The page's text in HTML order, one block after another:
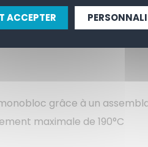
grâce à un
maximale de 190°C
ACCEPTER